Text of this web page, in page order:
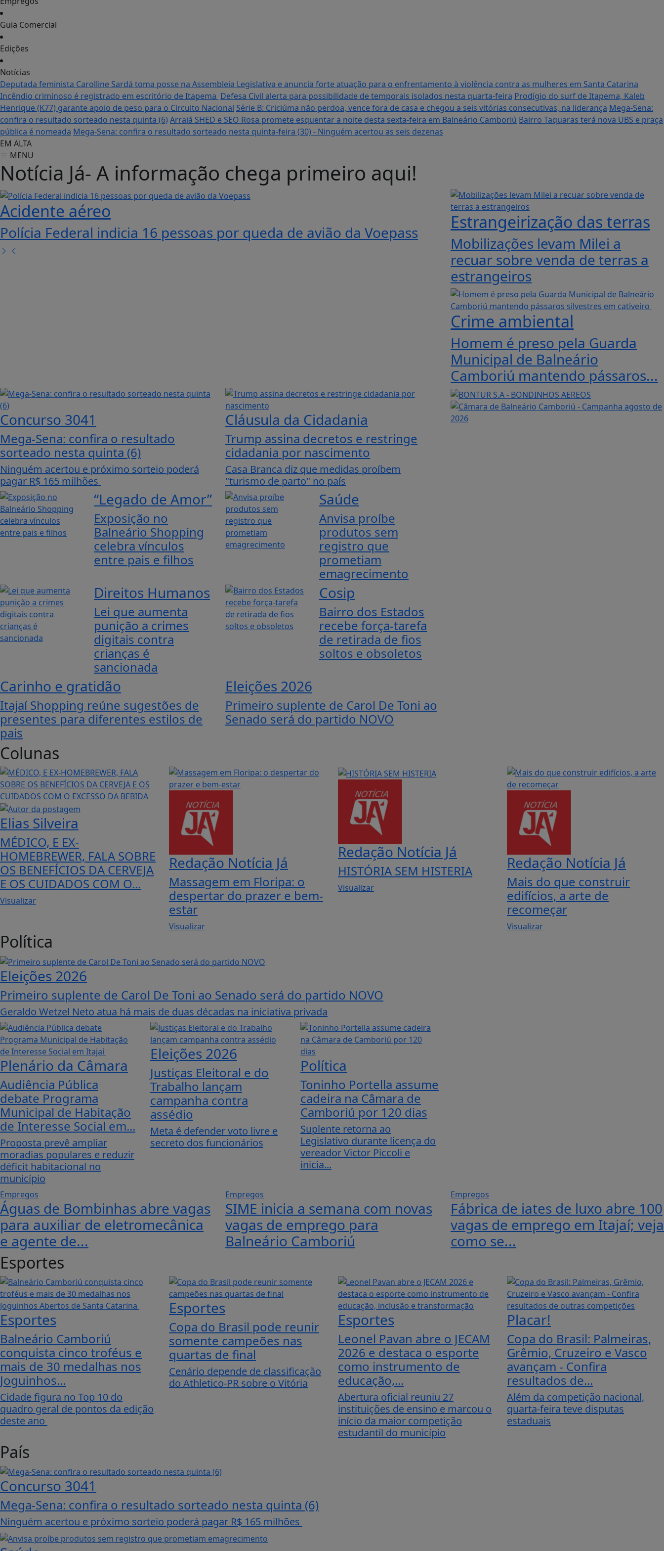
Guia Comercial
Edições
Notícias
Deputada feminista Carolline Sardá toma posse na Assembleia Legislativa e anuncia forte atuação para o enfrentamento à violência contra as mulheres em Santa Catarina
Incêndio criminoso é registrado em escritório de Itapema Defesa Civil alerta para possibilidade de temporais isolados nesta quarta-feira Prodígio do surf de Itapema, Kaleb
Henrique (K77) garante apoio de peso para o Circuito Nacional Série B: Criciúma não perdoa, vence fora de casa e chegou a seis vitórias consecutivas, na liderança Mega-Sena:
confira o resultado sorteado nesta quinta (6) Arraiá SHED e SEO Rosa promete esquentar a noite desta sexta-feira em Balneário Camboriú Bairro Taquaras terá nova UBS e praça
pública é nomeada Mega-Sena: confira o resultado sorteado nesta quinta-feira (30) - Ninguém acertou as seis dezenas
EM ALTA
MENU
Notícia Já- A informação chega primeiro aqui!
Aumento de ocorrências
Conselho das Entidades debate segurança pública com autoridades
de Itajaí
Estrangeirização das terras
Mobilizações levam Milei a
recuar sobre venda de terras a
estrangeiros
Crime ambiental
Homem é preso pela Guarda
Municipal de Balneário
Camboriú mantendo pássaros...
Concurso 3041
Mega-Sena: confira o resultado
sorteado nesta quinta (6)
Ninguém acertou e próximo sorteio poderá
pagar R$ 165 milhões
Cláusula da Cidadania
Trump assina decretos e restringe
cidadania por nascimento
Casa Branca diz que medidas proíbem
"turismo de parto" no país
“Legado de Amor”
Exposição no
Balneário Shopping
celebra vínculos
entre pais e filhos
Saúde
Anvisa proíbe
produtos sem
registro que
prometiam
emagrecimento
Direitos Humanos
Lei que aumenta
punição a crimes
digitais contra
crianças é
sancionada
Cosip
Bairro dos Estados
recebe força-tarefa
de retirada de fios
soltos e obsoletos
Carinho e gratidão
Itajaí Shopping reúne sugestões de
presentes para diferentes estilos de
pais
Eleições 2026
Primeiro suplente de Carol De Toni ao
Senado será do partido NOVO
Colunas
Elias Silveira
MÉDICO, E EX-
HOMEBREWER, FALA SOBRE
OS BENEFÍCIOS DA CERVEJA
E OS CUIDADOS COM O...
Visualizar
Redação Notícia Já
Massagem em Floripa: o
despertar do prazer e bem-
estar
Visualizar
Redação Notícia Já
HISTÓRIA SEM HISTERIA
Visualizar
Redação Notícia Já
Mais do que construir
edifícios, a arte de
recomeçar
Visualizar
Política
Eleições 2026
Primeiro suplente de Carol De Toni ao Senado será do partido NOVO
Geraldo Wetzel Neto atua há mais de duas décadas na iniciativa privada
Plenário da Câmara
Audiência Pública
debate Programa
Municipal de Habitação
de Interesse Social em...
Proposta prevê ampliar
moradias populares e reduzir
déficit habitacional no
município
Eleições 2026
Justiças Eleitoral e do
Trabalho lançam
campanha contra
assédio
Meta é defender voto livre e
secreto dos funcionários
Política
Toninho Portella assume
cadeira na Câmara de
Camboriú por 120 dias
Suplente retorna ao
Legislativo durante licença do
vereador Victor Piccoli e
inicia...
Empregos
Águas de Bombinhas abre vagas
para auxiliar de eletromecânica
e agente de...
Empregos
SIME inicia a semana com novas
vagas de emprego para
Balneário Camboriú
Empregos
Fábrica de iates de luxo abre 100
vagas de emprego em Itajaí; veja
como se...
Esportes
Esportes
Balneário Camboriú
conquista cinco troféus e
mais de 30 medalhas nos
Joguinhos...
Cidade figura no Top 10 do
quadro geral de pontos da edição
deste ano
Esportes
Copa do Brasil pode reunir
somente campeões nas
quartas de final
Cenário depende de classificação
do Athletico-PR sobre o Vitória
Esportes
Leonel Pavan abre o JECAM
2026 e destaca o esporte
como instrumento de
educação,...
Abertura oficial reuniu 27
instituições de ensino e marcou o
início da maior competição
estudantil do município
Placar!
Copa do Brasil: Palmeiras,
Grêmio, Cruzeiro e Vasco
avançam - Confira
resultados de...
Além da competição nacional,
quarta-feira teve disputas
estaduais
País
Concurso 3041
Mega-Sena: confira o resultado sorteado nesta quinta (6)
Ninguém acertou e próximo sorteio poderá pagar R$ 165 milhões